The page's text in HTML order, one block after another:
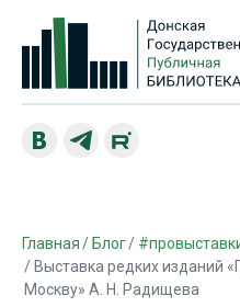
Главная Блог
Выставка редких изданий
Москву» А. Н. Радищева